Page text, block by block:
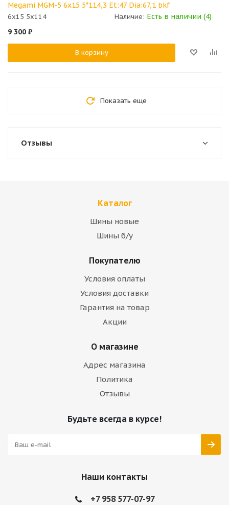
Megami MGM-5 6x15 5*114,3 Et:47 Dia:67,1 bkf
6x15 5x114 Наличие: Есть в наличии (4)
9 300 ₽
В корзину
Показать еще
Отзывы
Каталог
Шины новые
Шины б/у
Покупателю
Условия оплаты
Условия доставки
Гарантия на товар
Акции
О магазине
Адрес магазина
Политика
Отзывы
Будьте всегда в курсе!
Наши контакты
+7 958 577-07-97